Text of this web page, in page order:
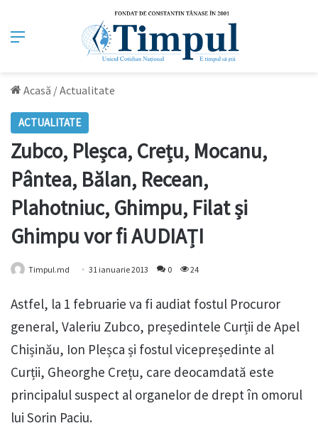
Meniu
Acasă /Actualitate
ACTUALITATE
Zubco, Pleșca, Crețu, Mocanu,
Pântea, Bălan, Recean,
Plahotniuc, Ghimpu, Filat și
Ghimpu vor fi AUDIAȚI
Timpul.md 31 ianuarie 2013 0 24
Astfel, la 1 februarie va fi audiat fostul Procuror
general, Valeriu Zubco, președintele Curții de Apel
Chișinău, Ion Pleșca și fostul vicepreședinte al
Curții, Gheorghe Crețu, care deocamdată este
principalul suspect al organelor de drept în omorul
lui Sorin Paciu.